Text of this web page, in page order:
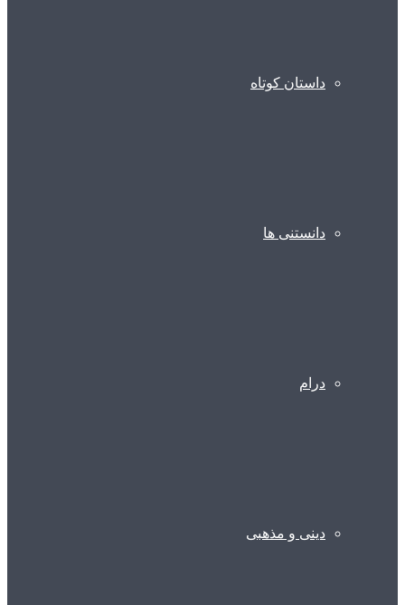
داستان کوتاه
دانستنی ها
درام
دینی و مذهبی